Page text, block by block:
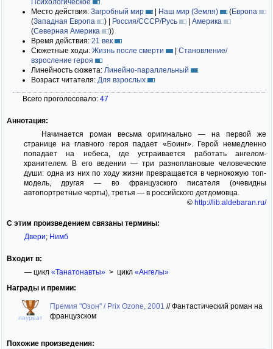
Место действия: Загробный мир | Наш мир (Земля) (Европа
(Западная Европа ) | Россия/СССР/Русь | Америка
(Северная Америка ))
Время действия: 21 век
Сюжетные ходы: Жизнь после смерти | Становление/
взросление героя
Линейность сюжета: Линейно-параллельный
Возраст читателя: Для взрослых
Всего проголосовало: 47
Аннотация:
Начинается роман весьма оригинально — на первой же
странице на главного героя падает «Боинг». Герой немедленно
попадает на небеса, где устраивается работать ангелом-
хранителем. В его ведении — три разноплановые человеческие
души: одна из них по ходу жизни превращается в чернокожую топ-
модель, другая — во французского писателя (очевидны
автопортретные черты), третья — в российского детдомовца.
© http://lib.aldebaran.ru/
С этим произведением связаны термины:
Двери; Нимб
Входит в:
— цикл «Танатонавты»> цикл «Ангелы»
Награды и премии:
лауреат
Премия "Озон" / Prix Ozone, 2001 //Фантастический роман на
французском
Похожие произведения: